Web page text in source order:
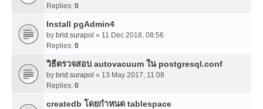
Replies: 0
Install pgAdmin4
by brid.surapol » 11 Dec 2018, 08:56
Replies: 0
วิธีตรวจสอบ autovacuum ใน postgresql.conf
by brid.surapol » 13 May 2017, 11:08
Replies: 0
createdb โดยกำหนด tablespace